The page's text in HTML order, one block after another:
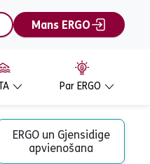
Mans ERGO
Par ERGO
ERGO un Gjensidige
apvienošana